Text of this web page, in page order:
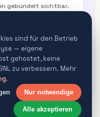
gebündelt sichtbar.
vor
sind für den Betrieb
— eigene
gehostet, keine
zu verbessern. Mehr
.
Nur notwendige
Alle akzeptieren